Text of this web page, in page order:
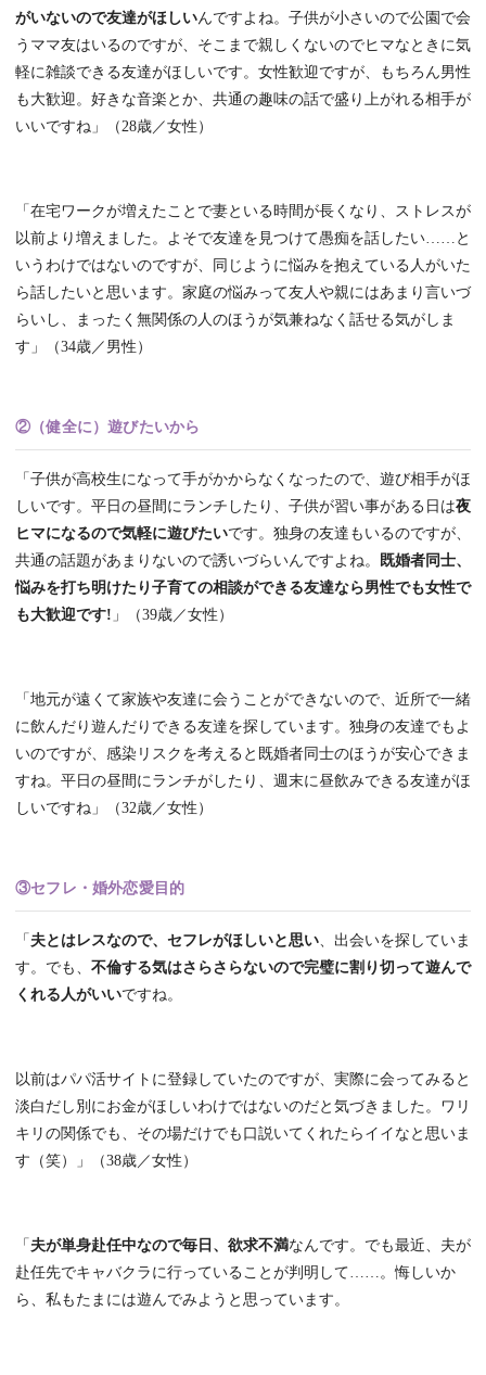
がいないので友達がほしいんですよね。子供が小さいので公園で会
うママ友はいるのですが、そこまで親しくないのでヒマなときに気
軽に雑談できる友達がほしいです。女性歓迎ですが、もちろん男性
も大歓迎。好きな音楽とか、共通の趣味の話で盛り上がれる相手が
いいですね」（28歳／女性）
「在宅ワークが増えたことで妻といる時間が長くなり、ストレスが
以前より増えました。よそで友達を見つけて愚痴を話したい……と
いうわけではないのですが、同じように悩みを抱えている人がいた
ら話したいと思います。家庭の悩みって友人や親にはあまり言いづ
らいし、まったく無関係の人のほうが気兼ねなく話せる気がしま
す」（34歳／男性）
②（健全に）遊びたいから
「子供が高校生になって手がかからなくなったので、遊び相手がほ
しいです。平日の昼間にランチしたり、子供が習い事がある日は夜
ヒマになるので気軽に遊びたいです。独身の友達もいるのですが、
共通の話題があまりないので誘いづらいんですよね。
既婚者同士、
悩みを打ち明けたり子育ての相談ができる友達なら男性でも女性で
も大歓迎です! 」（39歳／女性）
「地元が遠くて家族や友達に会うことができないので、近所で一緒
に飲んだり遊んだりできる友達を探しています。独身の友達でもよ
いのですが、感染リスクを考えると既婚者同士のほうが安心できま
すね。平日の昼間にランチがしたり、週末に昼飲みできる友達がほ
しいですね」（32歳／女性）
③セフレ・婚外恋愛目的
「 夫とはレスなので、セフレがほしいと思い、出会いを探していま
す。でも、 不倫する気はさらさらないので完璧に割り切って遊んで
くれる人がいいですね。
以前はパパ活サイトに登録していたのですが、実際に会ってみると
淡白だし別にお金がほしいわけではないのだと気づきました。ワリ
キリの関係でも、その場だけでも口説いてくれたらイイなと思いま
す（笑）」（38歳／女性）
「 夫が単身赴任中なので毎日、欲求不満なんです。でも最近、夫が
赴任先でキャバクラに行っていることが判明して……。悔しいか
ら、私もたまには遊んでみようと思っています。